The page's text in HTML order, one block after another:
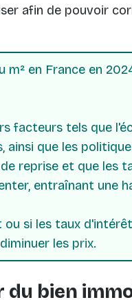
afin de pouvoir
m² en France en
facteurs tels que
que les
reprise et que les
entraînant une
ou si les taux
les prix.
du bien